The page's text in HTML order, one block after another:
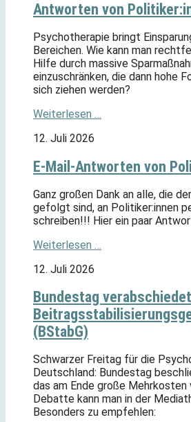
Antworten von
Psychotherapie bringt
Bereichen. Wie kann man
Hilfe durch massive
einzuschränken, die dann hohe
sich ziehen werden?
Weiterlesen …
12. Juli 2026
E-Mail-Antworten von
Ganz großen Dank an alle, die
gefolgt sind, an Politiker:innen
schreiben!!! Hier ein paar
Weiterlesen …
12. Juli 2026
Bundestag verabschiedet
(BStabG)
Schwarzer Freitag für die
Deutschland: Bundestag
das am Ende große Mehrkosten
Debatte kann man in der
Besonders zu empfehlen: